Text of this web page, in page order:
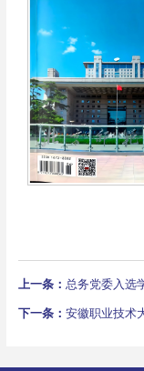
上一条： 总务党委入选
下一条： 安徽职业技术